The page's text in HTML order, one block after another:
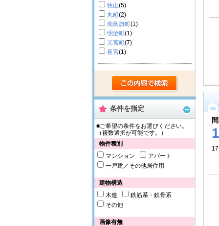
牧山(5)
丸町(2)
南鳥旗町(1)
明治町(1)
元宮町(7)
夜宮(1)
条件を指定
■ご希望の条件をお選びください。
（複数選択が可能です。）
物件種別
マンション
アパート
一戸建／その他居住用
建物構造
木造
鉄筋系・鉄骨系
その他
画像有無